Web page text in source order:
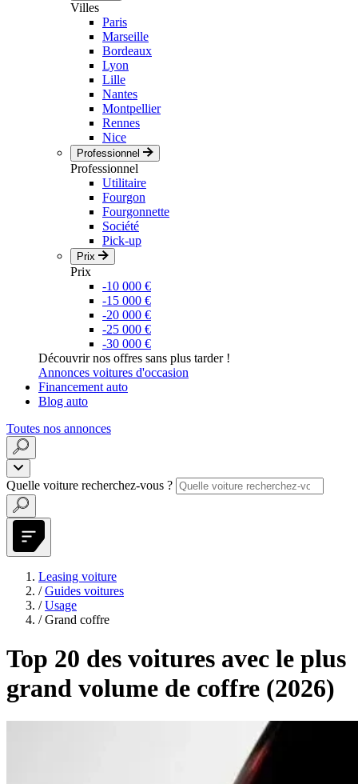
Villes
Paris
Marseille
Bordeaux
Lyon
Lille
Nantes
Montpellier
Rennes
Nice
Professionnel
Professionnel
Utilitaire
Fourgon
Fourgonnette
Société
Pick-up
Prix
Prix
-10 000 €
-15 000 €
-20 000 €
-25 000 €
-30 000 €
Découvrir nos offres sans plus tarder !
Annonces voitures d'occasion
Financement auto
Blog auto
Toutes nos annonces
Quelle voiture recherchez-vous ?
Leasing voiture
/ Guides voitures
/ Usage
/ Grand coffre
Top 20 des voitures avec le plus
grand volume de coffre (2026)